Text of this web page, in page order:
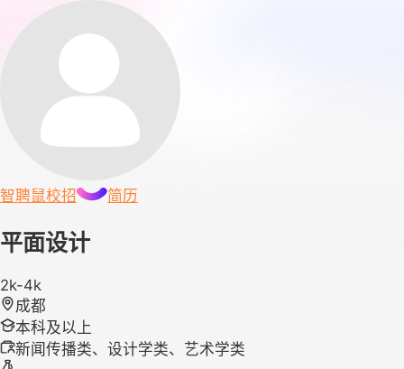
智聘鼠校招 简历
平面设计
2k-4k
成都
本科及以上
新闻传播类、设计学类、艺术学类